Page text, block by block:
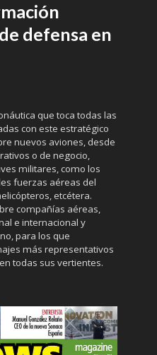
defensa en
que toca todas las
con este estratégico
nuevos aviones, desde
o de negocio,
militares, como los
fuerzas aéreas del
etcétera.
compañías aéreas,
e internacional y
para los que
más representativos
todas sus vertientes.